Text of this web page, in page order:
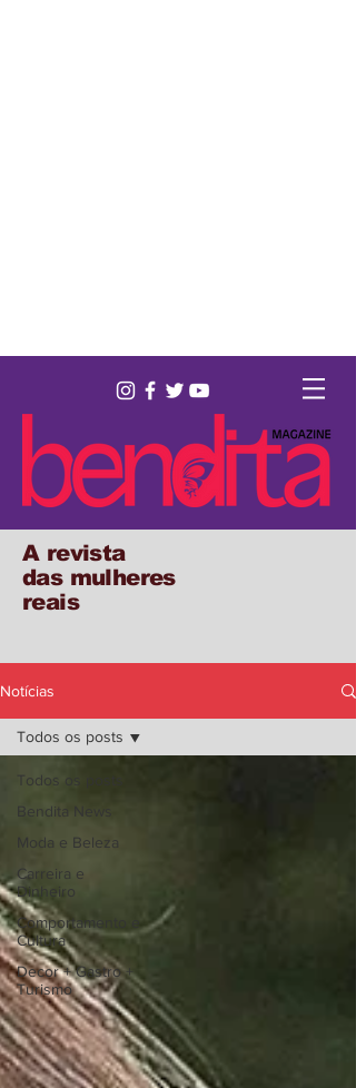
A revista
das mulheres
reais
Notícias
Todos os posts
Bendita News
Moda e Beleza
Carreira e
Dinheiro
Comportamento e
Cultura
Decor + Gastro +
Turismo
Todos os posts